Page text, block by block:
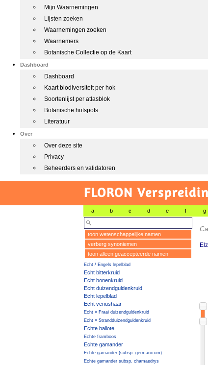
Mijn Waarnemingen
Lijsten zoeken
Waarnemingen zoeken
Waarnemers
Botanische Collectie op de Kaart
Dashboard
Dashboard
Kaart biodiversiteit per hok
Soortenlijst per atlasblok
Botanische hotspots
Literatuur
Over
Over deze site
Privacy
Beheerders en validatoren
FLORON
a b c d e f g
toon wetenschappelijke namen
verberg synoniemen
toon alleen geaccepteerde namen
Echt / Engels lepelblad
Echt bitterkruid
Echt bonenkruid
Echt duizendguldenkruid
Echt lepelblad
Echt venushaar
Echt × Fraai duizendguldenkruid
Echt × Strandduizendguldenkruid
Echte ballote
Echte framboos
Echte gamander
Echte gamander (subsp. germanicum)
Echte gamander subsp. chamaedrys